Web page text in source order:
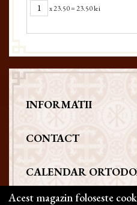
x23.50=23.50 lei
INFORMATII
CONTACT
CALENDAR
Acest magazin foloseste